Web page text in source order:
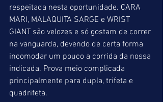
respeitada nesta oportunidade. CARA
MARI, MALAQUITA SARGE e WRIST
GIANT são velozes e só gostam de correr
na vanguarda, devendo de certa forma
incomodar um pouco a corrida da nossa
indicada. Prova meio complicada
principalmente para dupla, trifeta e
quadrifeta.